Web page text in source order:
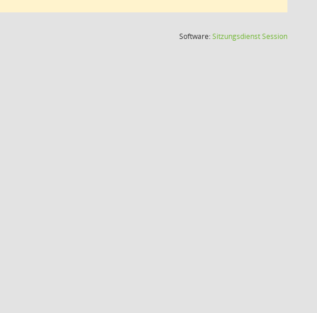
Software:SitzungsdienstSession(Wird in